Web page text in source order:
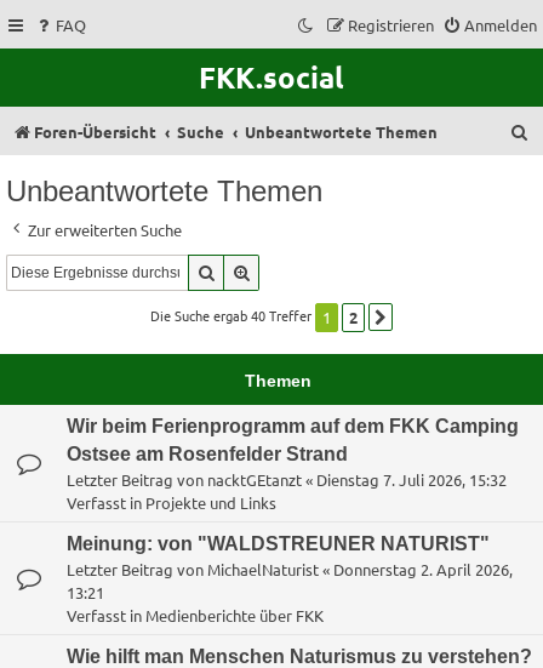
FAQ Anmelden
Registrieren
FKK.social
Foren-Übersicht Suche Unbeantwortete Themen
Unbeantwortete Themen
Zur erweiterten Suche
Suche
Die Suche ergab 40 Treffer 1 2
Themen
Wir beim Ferienprogramm auf dem FKK Camping
Ostsee am Rosenfelder Strand
Letzter Beitrag von nacktGEtanzt« Dienstag 7. Juli 2026, 15:32
Verfasst in Projekte und Links
Meinung: von "WALDSTREUNER NATURIST"
Letzter Beitrag von MichaelNaturist« Donnerstag 2. April 2026,
13:21
Verfasst in Medienberichte über FKK
Wie hilft man Menschen Naturismus zu verstehen?